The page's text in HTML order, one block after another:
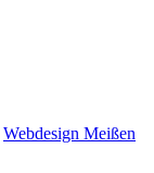
Webdesign Meißen